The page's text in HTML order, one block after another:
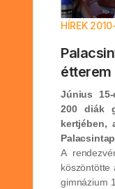
HÍREK
étterem
Június
200 diák
kertjében,
A
köszöntötte
gimnázium